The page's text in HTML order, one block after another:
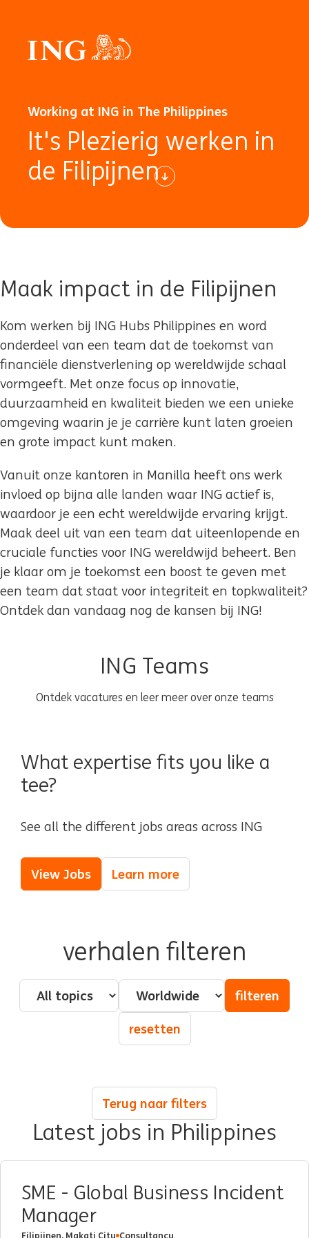
Working at ING in The Philippines
It's Plezierig werken in
de Filipijnen
Maak impact in de Filipijnen
Kom werken bij ING Hubs Philippines en word
onderdeel van een team dat de toekomst van
financiële dienstverlening op wereldwijde schaal
vormgeeft. Met onze focus op innovatie,
duurzaamheid en kwaliteit bieden we een unieke
omgeving waarin je je carrière kunt laten groeien
en grote impact kunt maken.
Vanuit onze kantoren in Manilla heeft ons werk
invloed op bijna alle landen waar ING actief is,
waardoor je een echt wereldwijde ervaring krijgt.
Maak deel uit van een team dat uiteenlopende en
cruciale functies voor ING wereldwijd beheert. Ben
je klaar om je toekomst een boost te geven met
een team dat staat voor integriteit en topkwaliteit?
Ontdek dan vandaag nog de kansen bij ING!
ING Teams
Ontdek vacatures en leer meer over onze teams
What expertise fits you like a
tee?
See all the different jobs areas across ING
View Jobs Learn more
verhalen filteren
Pillar - Topic Country
filteren
resetten
Terug naar filters
Latest jobs in Philippines
SME - Global Business Incident
Manager
Filipijnen, Makati City Consultancy